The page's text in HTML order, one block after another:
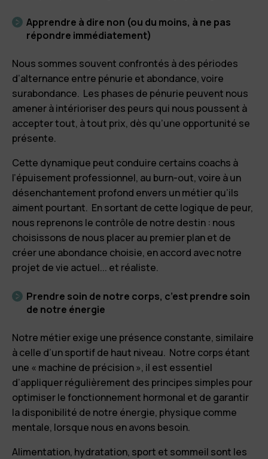
Apprendre à dire non (ou du moins, à ne pas
répondre immédiatement)
Nous sommes souvent confrontés à des périodes
d’alternance entre pénurie et abondance, voire
surabondance. Les phases de pénurie peuvent nous
amener à intérioriser des peurs qui nous poussent à
accepter tout, à tout prix, dès qu’une opportunité se
présente.
Cette dynamique peut conduire certains coachs à
l’épuisement professionnel, au burn-out, voire à un
désenchantement profond envers un métier qu’ils
aiment pourtant. En sortant de cette logique de peur,
nous reprenons le contrôle de notre destin : nous
choisissons de nous placer au premier plan et de
créer une abondance choisie, en accord avec notre
projet de vie actuel... et réaliste.
Prendre soin de notre corps, c’est prendre soin
de notre énergie
Notre métier exige une présence constante, similaire
à celle d’un sportif de haut niveau. Notre corps étant
une « machine de précision», il est essentiel
d’appliquer régulièrement des principes simples pour
optimiser le fonctionnement hormonal et de garantir
la disponibilité de notre énergie, physique comme
mentale, lorsque nous en avons besoin.
Alimentation, hydratation, sport et sommeil sont les